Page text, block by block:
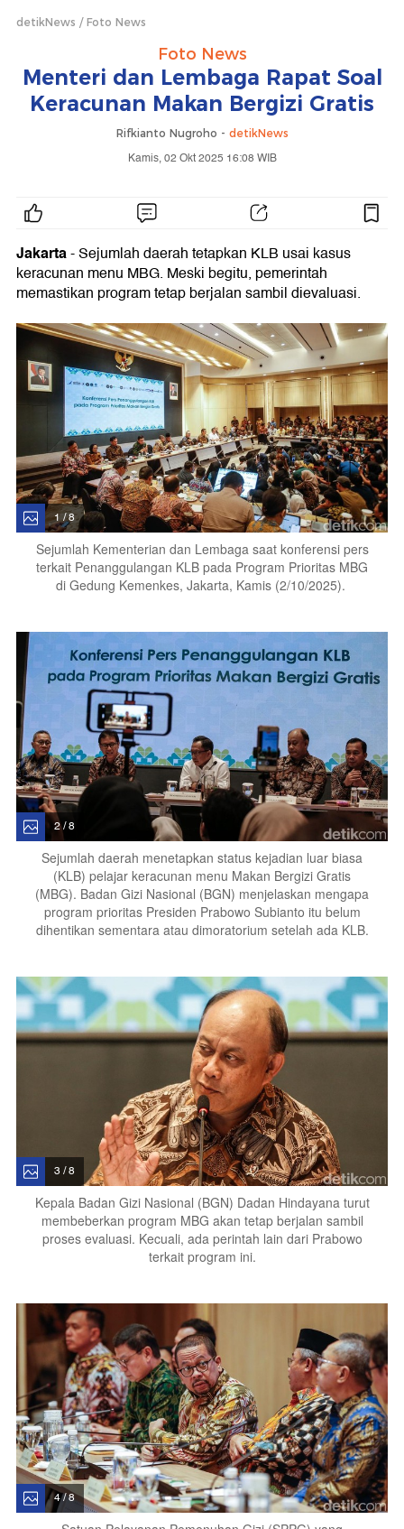
detikNews Foto News
Foto News
Menteri dan Lembaga Rapat Soal
Keracunan Makan Bergizi Gratis
Rifkianto Nugroho - detikNews
Kamis, 02 Okt 2025 16:08 WIB
Jakarta- Sejumlah daerah tetapkan KLB usai kasus
keracunan menu MBG. Meski begitu, pemerintah
memastikan program tetap berjalan sambil dievaluasi.
1 / 8
Sejumlah Kementerian dan Lembaga saat konferensi pers
terkait Penanggulangan KLB pada Program Prioritas MBG
di Gedung Kemenkes, Jakarta, Kamis (2/10/2025).
2 / 8
Sejumlah daerah menetapkan status kejadian luar biasa
(KLB) pelajar keracunan menu Makan Bergizi Gratis
(MBG). Badan Gizi Nasional (BGN) menjelaskan mengapa
program prioritas Presiden Prabowo Subianto itu belum
dihentikan sementara atau dimoratorium setelah ada KLB.
3 / 8
Kepala Badan Gizi Nasional (BGN) Dadan Hindayana turut
membeberkan program MBG akan tetap berjalan sambil
proses evaluasi. Kecuali, ada perintah lain dari Prabowo
terkait program ini.
4 / 8